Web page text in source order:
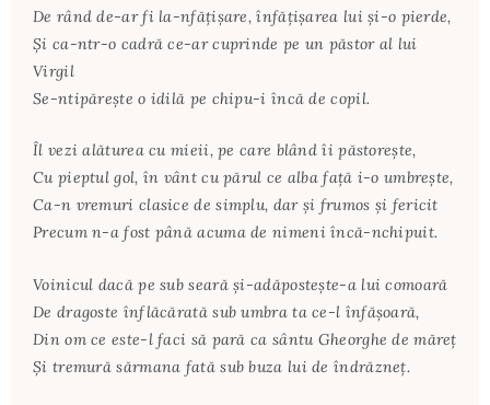
De rând de-ar fi la-nfăţişare, înfăţişarea lui şi-o pierde,
Şi ca-ntr-o cadră ce-ar cuprinde pe un păstor al lui
Virgil
Se-ntipăreşte o idilă pe chipu-i încă de copil.
Îl vezi alăturea cu mieii, pe care blând îi păstoreşte,
Cu pieptul gol, în vânt cu părul ce alba faţă i-o umbreşte,
Ca-n vremuri clasice de simplu, dar şi frumos şi fericit
Precum n-a fost până acuma de nimeni încă-nchipuit.
Voinicul dacă pe sub seară şi-adăposteşte-a lui comoară
De dragoste înflăcărată sub umbra ta ce-l înfăşoară,
Din om ce este-l faci să pară ca sântu Gheorghe de măreţ
Şi tremură sărmana fată sub buza lui de îndrăzneţ.